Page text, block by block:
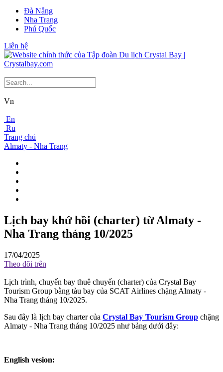
Đà Nẵng
Nha Trang
Phú Quốc
Liên hệ
Vn
En
Ru
Trang chủ
Almaty - Nha Trang
Lịch bay khứ hồi (charter) từ Almaty -
Nha Trang tháng 10/2025
17/04/2025
Theo dõi trên
Lịch trình, chuyến bay thuê chuyến (charter) của Crystal Bay
Tourism Group bằng tàu bay của SCAT Airlines chặng Almaty -
Nha Trang tháng 10/2025.
Sau đây là lịch bay charter củaCrystal Bay Tourism Groupchặng
Almaty - Nha Trang tháng 10/2025 như bảng dưới đây:
English vesion: